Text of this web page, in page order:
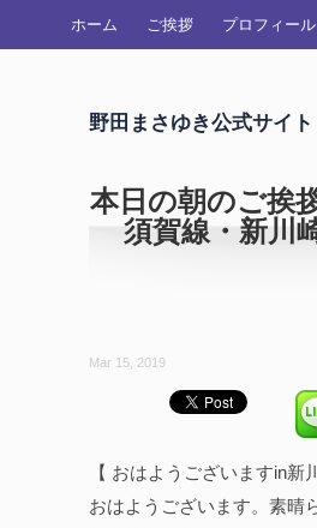
ホーム ご挨拶 プロフィール
野田まさゆき公式サイト
本日の朝のご挨
須賀線・新川
Mar 15, 2019
【 おはようございますin新
おはようございます。素晴